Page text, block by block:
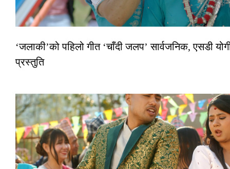
‘जलाकी’को पहिलो गीत ‘चाँदी जलप’ सार्वजनिक, एसडी
प्रस्तुति